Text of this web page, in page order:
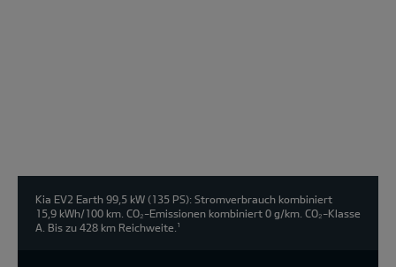
Kia EV2 Earth 99,5 kW (135 PS): Stromverbrauch kombiniert
15,9 kWh/100 km. CO₂-Emissionen kombiniert 0 g/km. CO₂-Klasse
A. Bis zu 428 km Reichweite.
1